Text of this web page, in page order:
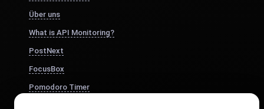
Über uns
What is API Monitoring?
PostNext
FocusBox
Pomodoro Timer